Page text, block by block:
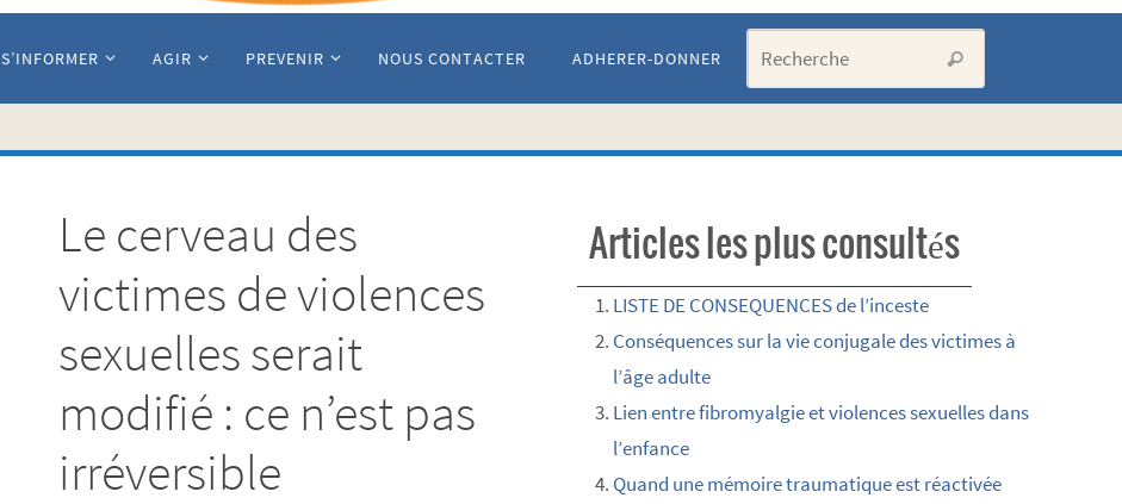
S’INFORMER AGIR PREVENIR NOUS CONTACTER ADHERER-DONNER Recherche
Le cerveau des
victimes de violences
sexuelles serait
modifié : ce n’est pas
irréversible
Articles les plus consultés
LISTE DE CONSEQUENCES de l’inceste
Conséquences sur la vie conjugale des victimes à
l’âge adulte
Lien entre fibromyalgie et violences sexuelles dans
l’enfance
Quand une mémoire traumatique est réactivée